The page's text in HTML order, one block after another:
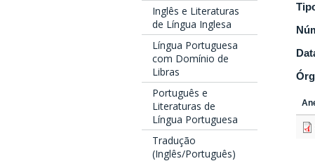
Inglês e Literaturas
de Língua Inglesa
Língua Portuguesa
com Domínio de
Libras
Português e
Literaturas de
Língua Portuguesa
Tradução
(Inglês/Português)